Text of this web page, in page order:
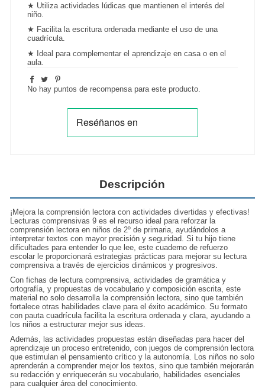
★ Utiliza actividades lúdicas que mantienen el interés del
niño.
★ Facilita la escritura ordenada mediante el uso de una
cuadrícula.
★ Ideal para complementar elaprendizaje en casa o en el
aula.
No hay puntos de recompensa para este producto.
Descripción
¡Mejora la comprensión lectora conactividades divertidas y efectivas!
Lecturas comprensivas 9 es el recurso ideal para reforzar la
comprensión lectora en niños de 2º de primaria, ayudándolos a
interpretar textos con mayor precisión y seguridad. Si tu hijo tiene
dificultades para entender lo que lee, este cuaderno de refuerzo
escolar le proporcionará estrategias prácticas para mejorar su lectura
comprensiva a través de ejercicios dinámicos y progresivos.
Con fichas de lectura comprensiva, actividades de gramática y
ortografía, y propuestas devocabulario y composición escrita , este
material no solo desarrolla la comprensión lectora, sino que también
fortalece otras habilidades clave para el éxito académico. Su formato
con pauta cuadrícula facilita la escritura ordenada y clara, ayudando a
los niños a estructurar mejor sus ideas.
Además, las actividades propuestas están diseñadas para hacer del
aprendizaje unproceso entretenido, con juegos de comprensión lectora
que estimulan el pensamiento crítico y la autonomía. Los niños no solo
aprenderán a comprender mejor los textos, sino que también mejorarán
su redacción y enriquecerán su vocabulario, habilidades esenciales
para cualquier área del conocimiento.